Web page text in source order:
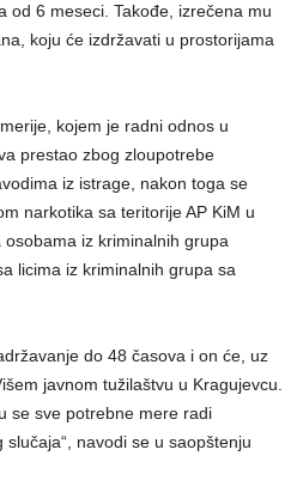
od 6 meseci. Takođe, izrečena mu
koju će izdržavati u prostorijama
kojem je radni odnos u
prestao zbog zloupotrebe
iz istrage, nakon toga se
narkotika sa teritorije AP KiM u
iz kriminalnih grupa
licima iz kriminalnih grupa sa
do 48 časova i on će, uz
javnom tužilaštvu u Kragujevcu.
se sve potrebne mere radi
navodi se u saopštenju